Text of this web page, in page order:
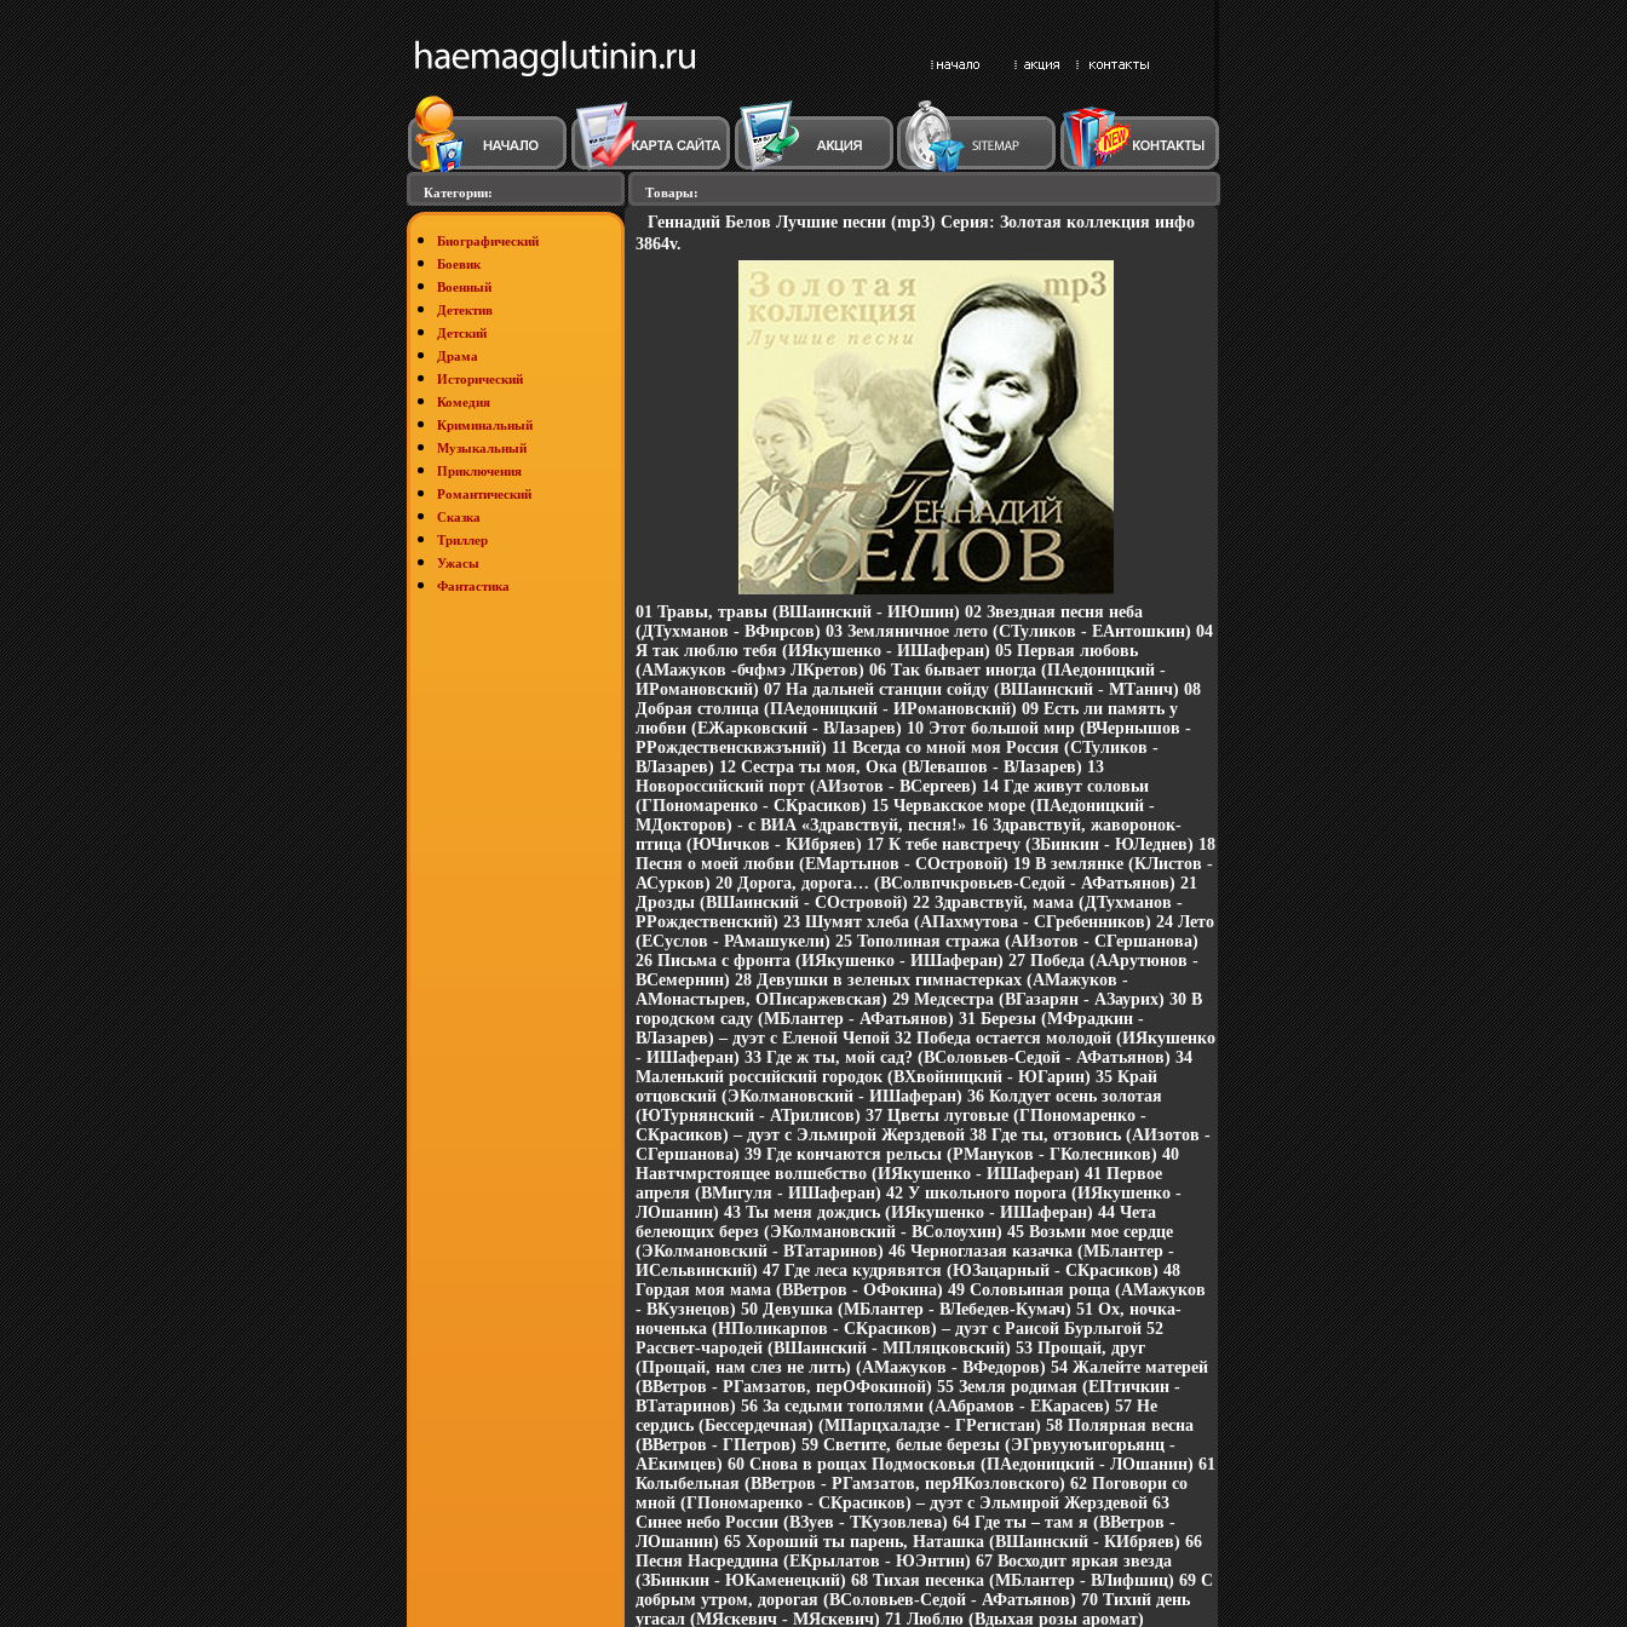
Категории:
Биографический
Боевик
Военный
Детектив
Детский
Драма
Исторический
Комедия
Криминальный
Музыкальный
Приключения
Романтический
Сказка
Триллер
Ужасы
Фантастика
Товары:
Геннадий Белов Лучшие песни (mp3) Серия: Золотая коллекция инфо
3864v.
01 Травы, травы (ВШаинский - ИЮшин) 02 Звездная песня неба
(ДТухманов - ВФирсов) 03 Земляничное лето (СТуликов - ЕАнтошкин) 04
Я так люблю тебя (ИЯкушенко - ИШаферан) 05 Первая любовь
(АМажуков -бчфмэ ЛКретов) 06 Так бывает иногда (ПАедоницкий -
ИРомановский) 07 На дальней станции сойду (ВШаинский - МТанич) 08
Добрая столица (ПАедоницкий - ИРомановский) 09 Есть ли память у
любви (ЕЖарковский - ВЛазарев) 10 Этот большой мир (ВЧернышов -
РРождественсквжзъний) 11 Всегда со мной моя Россия (СТуликов -
ВЛазарев) 12 Сестра ты моя, Ока (ВЛевашов - ВЛазарев) 13
Новороссийский порт (АИзотов - ВСергеев) 14 Где живут соловьи
(ГПономаренко - СКрасиков) 15 Червакское море (ПАедоницкий -
МДокторов) - с ВИА «Здравствуй, песня!» 16 Здравствуй, жаворонок-
птица (ЮЧичков - КИбряев) 17 К тебе навстречу (ЗБинкин - ЮЛеднев) 18
Песня о моей любви (ЕМартынов - СОстровой) 19 В землянке (КЛистов -
АСурков) 20 Дорога, дорога… (ВСолвпчкровьев-Седой - АФатьянов) 21
Дрозды (ВШаинский - СОстровой) 22 Здравствуй, мама (ДТухманов -
РРождественский) 23 Шумят хлеба (АПахмутова - СГребенников) 24 Лето
(ЕСуслов - РАмашукели) 25 Тополиная стража (АИзотов - СГершанова)
26 Письма с фронта (ИЯкушенко - ИШаферан) 27 Победа (ААрутюнов -
ВСемернин) 28 Девушки в зеленых гимнастерках (АМажуков -
АМонастырев, ОПисаржевская) 29 Медсестра (ВГазарян - АЗаурих) 30 В
городском саду (МБлантер - АФатьянов) 31 Березы (МФрадкин -
ВЛазарев) – дуэт с Еленой Чепой 32 Победа остается молодой (ИЯкушенко
- ИШаферан) 33 Где ж ты, мой сад? (ВСоловьев-Седой - АФатьянов) 34
Маленький российский городок (ВХвойницкий - ЮГарин) 35 Край
отцовский (ЭКолмановский - ИШаферан) 36 Колдует осень золотая
(ЮТурнянский - АТрилисов) 37 Цветы луговые (ГПономаренко -
СКрасиков) – дуэт с Эльмирой Жерздевой 38 Где ты, отзовись (АИзотов -
СГершанова) 39 Где кончаются рельсы (РМануков - ГКолесников) 40
Навтчмрстоящее волшебство (ИЯкушенко - ИШаферан) 41 Первое
апреля (ВМигуля - ИШаферан) 42 У школьного порога (ИЯкушенко -
ЛОшанин) 43 Ты меня дождись (ИЯкушенко - ИШаферан) 44 Чета
белеющих берез (ЭКолмановский - ВСолоухин) 45 Возьми мое сердце
(ЭКолмановский - ВТатаринов) 46 Черноглазая казачка (МБлантер -
ИСельвинский) 47 Где леса кудрявятся (ЮЗацарный - СКрасиков) 48
Гордая моя мама (ВВетров - ОФокина) 49 Соловьиная роща (АМажуков
- ВКузнецов) 50 Девушка (МБлантер - ВЛебедев-Кумач) 51 Ох, ночка-
ноченька (НПоликарпов - СКрасиков) – дуэт с Раисой Бурлыгой 52
Рассвет-чародей (ВШаинский - МПляцковский) 53 Прощай, друг
(Прощай, нам слез не лить) (АМажуков - ВФедоров) 54 Жалейте матерей
(ВВетров - РГамзатов, перОФокиной) 55 Земля родимая (ЕПтичкин -
ВТатаринов) 56 За седыми тополями (ААбрамов - ЕКарасев) 57 Не
сердись (Бессердечная) (МПарцхаладзе - ГРегистан) 58 Полярная весна
(ВВетров - ГПетров) 59 Светите, белые березы (ЭГрвууюъигорьянц -
АЕкимцев) 60 Снова в рощах Подмосковья (ПАедоницкий - ЛОшанин) 61
Колыбельная (ВВетров - РГамзатов, перЯКозловского) 62 Поговори со
мной (ГПономаренко - СКрасиков) – дуэт с Эльмирой Жерздевой 63
Синее небо России (ВЗуев - ТКузовлева) 64 Где ты – там я (ВВетров -
ЛОшанин) 65 Хороший ты парень, Наташка (ВШаинский - КИбряев) 66
Песня Насреддина (ЕКрылатов - ЮЭнтин) 67 Восходит яркая звезда
(ЗБинкин - ЮКаменецкий) 68 Тихая песенка (МБлантер - ВЛифшиц) 69 С
добрым утром, дорогая (ВСоловьев-Седой - АФатьянов) 70 Тихий день
угасал (МЯскевич - МЯскевич) 71 Люблю (Вдыхая розы аромат)